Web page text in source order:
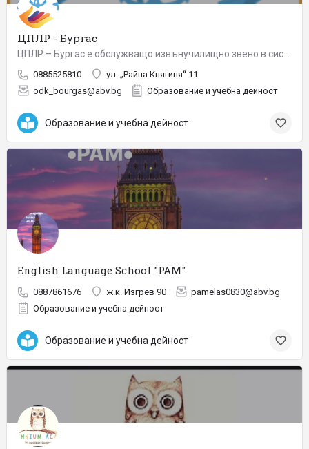
ЦПЛР - Бургас
0885525810
ул. „Райна Княгиня“ 11
odk_bourgas@abv.bg
Образование и учебна дейност
Образование и учебна дейност
English Language School "PAM"
0887861676 ж.к. Изгрев 90
pamelas0830@abv.bg
Образование и учебна дейност
Образование и учебна дейност